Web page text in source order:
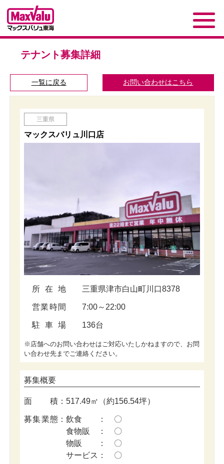
テナント募集詳細
一覧に戻る お問い合わせはこちら
三重県
マックスバリュ川口店
所在地 三重県津市白山町川口8378
営業時間 7:00～22:00
駐車場 136台
※店舗へのお問い合わせはご対応いたしかねますので、お問
い合わせ先までご連絡ください。
募集概要
面積 ： 517.49㎡（約156.54坪）
募集業態 ： 飲食 ： 〇
食物販 ： 〇
物販 ： 〇
サービス： 〇